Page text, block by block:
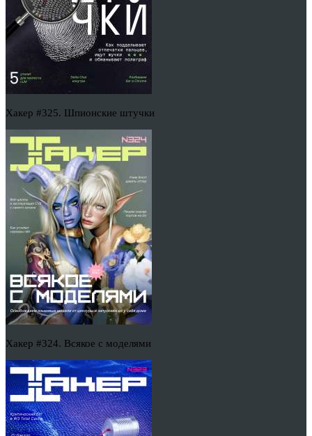
Хакер #325. Шпионские штучки
Хакер #324. Всякое с моделями